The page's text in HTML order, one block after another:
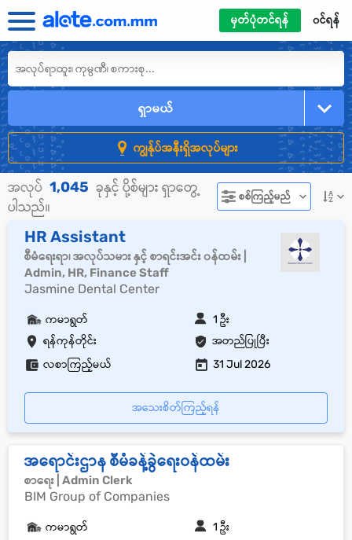
မှတ်ပုံတင်ရန် ၀င်ရန်
ရှာမယ်
ကျွန်ုပ်အနီးရှိအလုပ်များ
အလုပ် 1,045 ခုနှင့် ပို့စ်များ ရှာတွေ့
ပါသည်။
စစ်ကြည့်မည်
HR Assistant
စီမံရေးရာ၊ အလုပ်သမား နှင့် စာရင်းအင်း ၀န်ထမ်း |
Admin, HR, Finance Staff
Jasmine Dental Center
ရန်ကုန်တိုင်း အတည်ပြုပြီး
ကမာရွတ် 1 ဦး
လစာကြည့်မယ် 31 Jul 2026
အသေးစိတ်ကြည့်ရန်
အရောင်းဌာန စီမံခန့်ခွဲရေးဝန်ထမ်း
စာရေး | Admin Clerk
BIM Group of Companies
ကမာရွတ် 1 ဦး